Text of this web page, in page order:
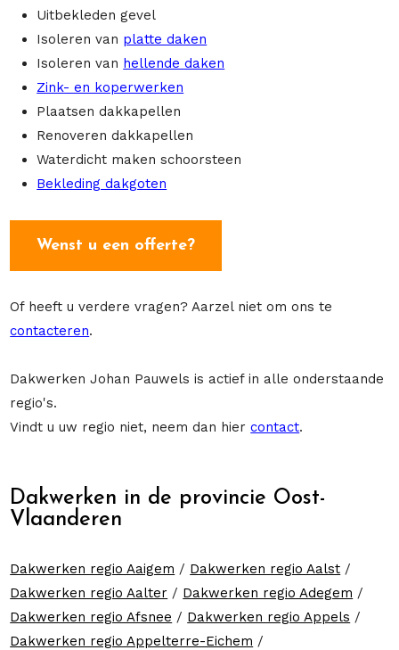
Uitbekleden gevel
Isoleren van platte daken
Isoleren van hellende daken
Zink- en koperwerken
Plaatsen dakkapellen
Renoveren dakkapellen
Waterdicht maken schoorsteen
Bekleding dakgoten
Wenst u een offerte?
Of heeft u verdere vragen? Aarzel niet om ons te
contacteren.
Dakwerken Johan Pauwels is actief in alle onderstaande
regio's.
Vindt u uw regio niet, neem dan hiercontact.
Dakwerken in de provincie Oost-
Vlaanderen
Dakwerken regio Aaigem / Dakwerken regio Aalst /
Dakwerken regio Aalter / Dakwerken regio Adegem /
Dakwerken regio Afsnee / Dakwerken regio Appels /
Dakwerken regio Appelterre-Eichem /